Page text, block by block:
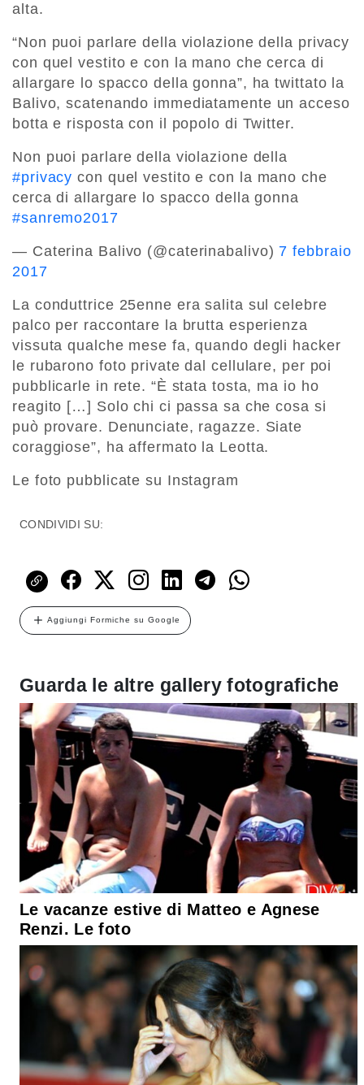
alta.
“Non puoi parlare della violazione della privacy
con quel vestito e con la mano che cerca di
allargare lo spacco della gonna”, ha twittato la
Balivo, scatenando immediatamente un acceso
botta e risposta con il popolo di Twitter.
Non puoi parlare della violazione della
#privacy con quel vestito e con la mano che
cerca di allargare lo spacco della gonna
#sanremo2017
— Caterina Balivo (@caterinabalivo) 7 febbraio
2017
La conduttrice 25enne era salita sul celebre
palco per raccontare la brutta esperienza
vissuta qualche mese fa, quando degli hacker
le rubarono foto private dal cellulare, per poi
pubblicarle in rete. “È stata tosta, ma io ho
reagito […] Solo chi ci passa sa che cosa si
può provare. Denunciate, ragazze. Siate
coraggiose”, ha affermato la Leotta.
Le foto pubblicate su Instagram
CONDIVIDI SU:
Aggiungi Formiche su Google
Guarda le altre gallery fotografiche
Le vacanze estive di Matteo e Agnese
Renzi. Le foto